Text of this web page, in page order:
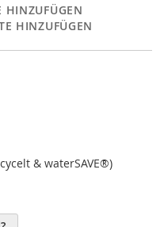
HINZUFÜGEN
HINZUFÜGEN
& waterSAVE®)